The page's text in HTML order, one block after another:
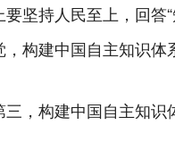
要坚持人民至上，回答
，构建中国自主知识体
三，构建中国自主知识